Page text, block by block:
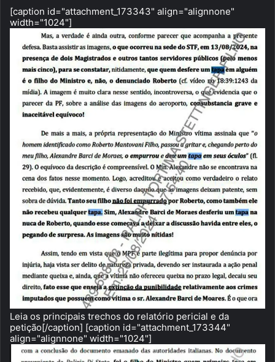
[caption id="attachment_173343" align="alignnone"
width="1024"]
Leia os principais trechos do relatório pericial e da
petição[/caption] [caption id="attachment_173344"
align="alignnone" width="1024"]